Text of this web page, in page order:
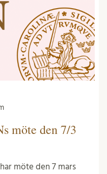
möte den 7/3
möte den 7 mars